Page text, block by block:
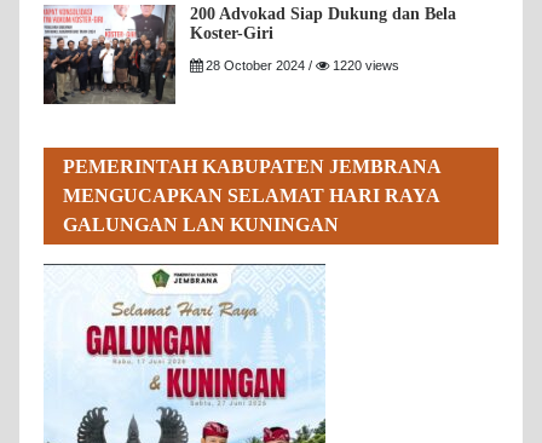
200 Advokad Siap Dukung dan Bela
Koster-Giri
28 October 2024 / 1220 views
PEMERINTAH KABUPATEN JEMBRANA
MENGUCAPKAN SELAMAT HARI RAYA
GALUNGAN LAN KUNINGAN